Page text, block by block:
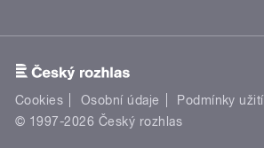
Cookies Osobní údaje Podmínky užití
© 1997-2026 Český rozhlas